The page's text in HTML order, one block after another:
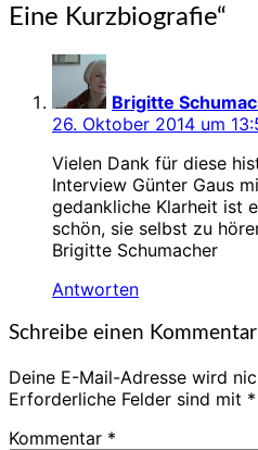
Eine Kurzbiografie“
Brigitte
26. Oktober 2014 um
Vielen Dank für diese
Interview Günter Gaus
gedankliche Klarheit ist
schön, sie selbst zu
Brigitte Schumacher
Antworten
Schreibe einen Kommentar
Deine E-Mail-Adresse wird
Erforderliche Felder sind mit *
Kommentar *